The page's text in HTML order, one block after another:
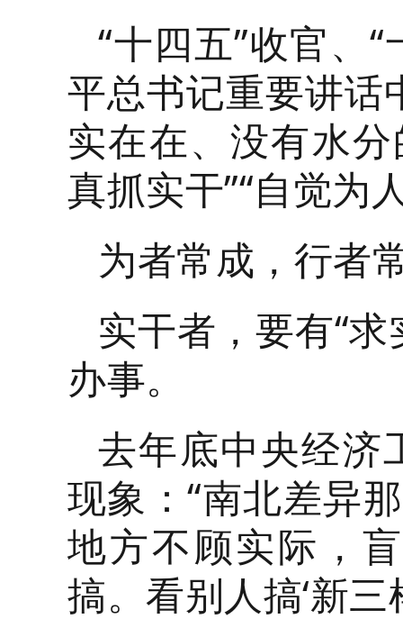
“十四五”收官、
平总书记重要讲话
实在在、没有水
真抓实干”“自觉为
为者常成，行者
实干者，要有“
办事。
去年底中央经济
现象：“南北差异
地方不顾实际，
搞。看别人搞‘新